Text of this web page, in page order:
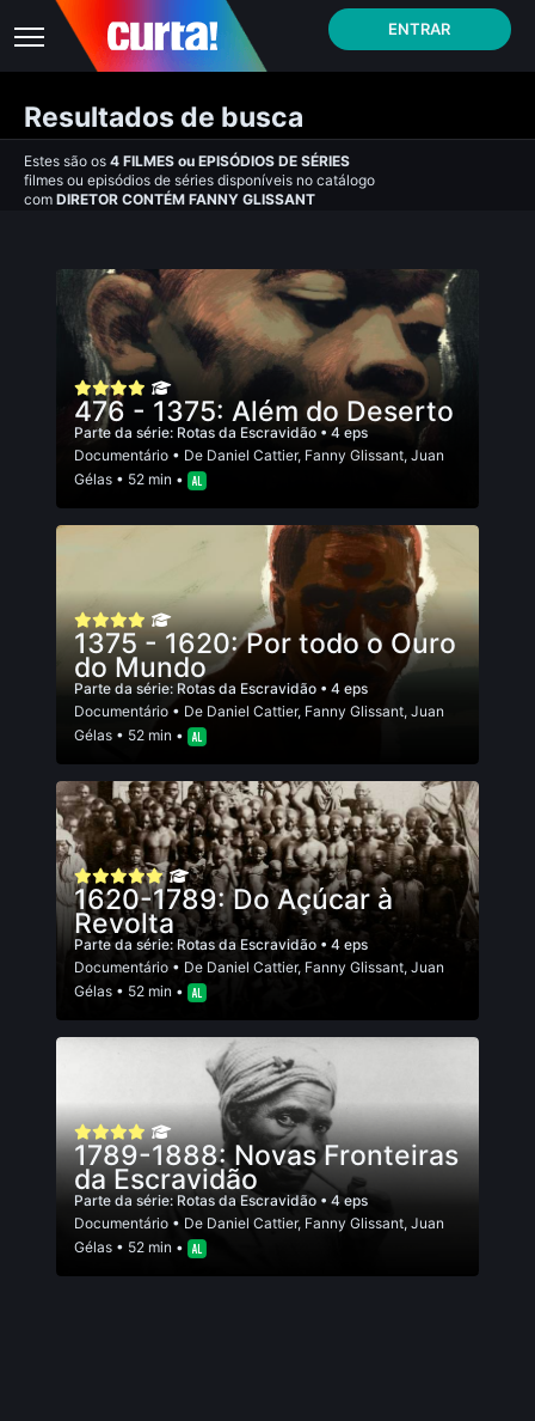
ENTRAR
Resultados de busca
Estes são os 4 FILMES ou EPISÓDIOS DE SÉRIES
filmes ou episódios de séries disponíveis no catálogo
com DIRETOR CONTÉM FANNY GLISSANT
476 - 1375: Além do Deserto
Parte da série: Rotas da Escravidão • 4 eps
Documentário • De Daniel Cattier, Fanny Glissant, Juan
Gélas • 52 min •
1375 - 1620: Por todo o Ouro
do Mundo
Parte da série: Rotas da Escravidão • 4 eps
Documentário • De Daniel Cattier, Fanny Glissant, Juan
Gélas • 52 min •
1620-1789: Do Açúcar à
Revolta
Parte da série: Rotas da Escravidão • 4 eps
Documentário • De Daniel Cattier, Fanny Glissant, Juan
Gélas • 52 min •
1789-1888: Novas Fronteiras
da Escravidão
Parte da série: Rotas da Escravidão • 4 eps
Documentário • De Daniel Cattier, Fanny Glissant, Juan
Gélas • 52 min •